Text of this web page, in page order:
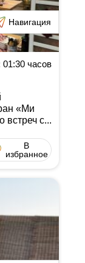
Навигация
01:30часов
«Ми
встреч с...
В
избранное